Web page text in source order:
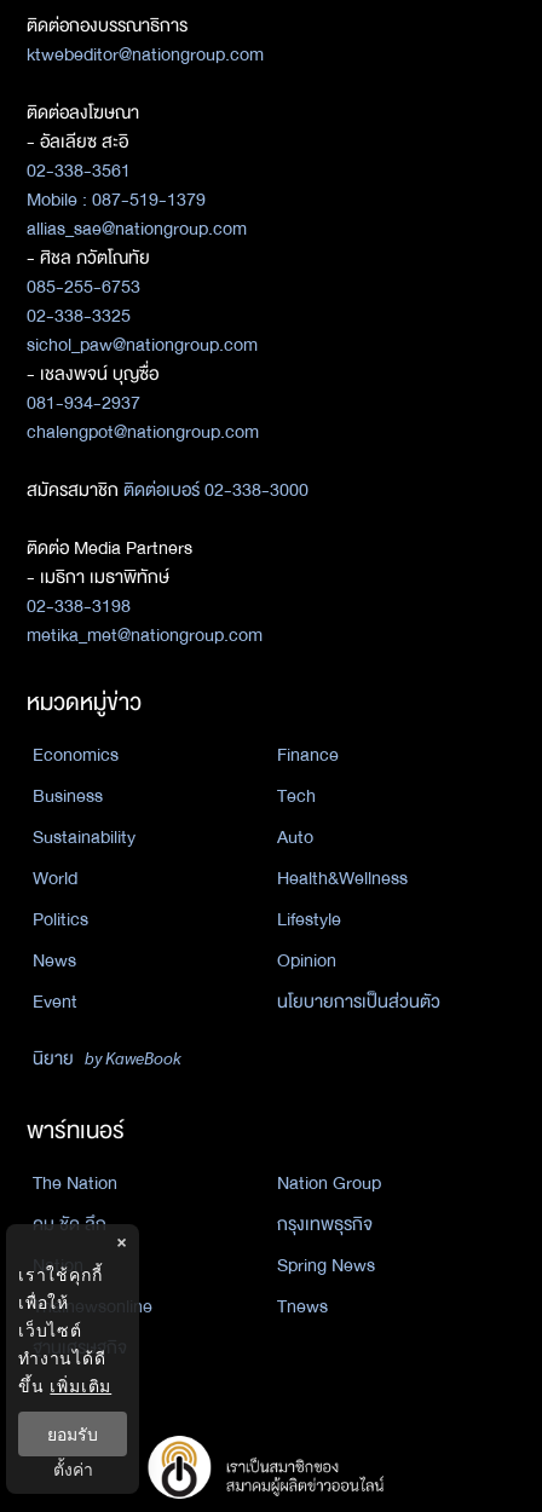
ติดต่อกองบรรณาธิการ
ktwebeditor@nationgroup.com
ติดต่อลงโฆษณา
- อัลเลียซ สะอิ
02-338-3561
Mobile : 087-519-1379
allias_sae@nationgroup.com
- ศิชล ภวัตโณทัย
085-255-6753
02-338-3325
sichol_paw@nationgroup.com
- เชลงพจน์ บุญซื่อ
081-934-2937
chalengpot@nationgroup.com
สมัครสมาชิกติดต่อเบอร์ 02-338-3000
ติดต่อ Media Partners
- เมธิกา เมธาพิทักษ์
02-338-3198
metika_met@nationgroup.com
หมวดหมู่ข่าว
Economics
Finance
Business
Tech
Sustainability
Auto
World
Health&Wellness
Politics
Lifestyle
News
Opinion
Event
นโยบายการเป็นส่วนตัว
นิยาย by KaweBook
พาร์ทเนอร์
The Nation
Nation Group
คม ชัด ลึก
กรุงเทพธุรกิจ
Nation
Spring News
Thainewsonline
Tnews
ฐานเศรษฐกิจ
×
เราใช้คุกกี้
เพื่อให้
เว็บไซต์
ทำงานได้ดี
ขึ้น เพิ่มเติม
ยอมรับ
ตั้งค่า